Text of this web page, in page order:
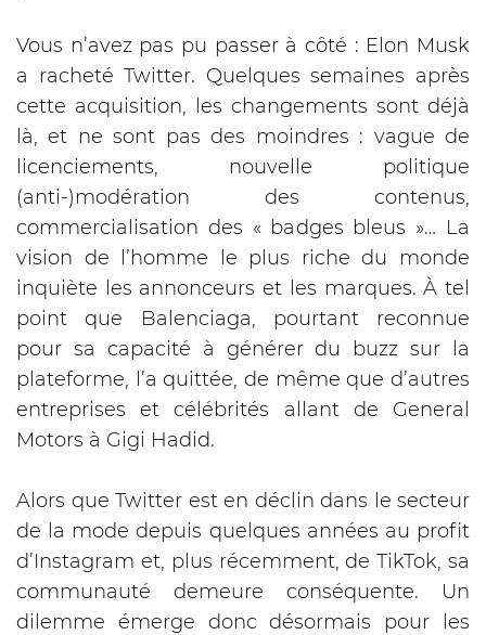
Vous n’avez pas pu passer à côté : Elon Musk
a racheté Twitter. Quelques semaines après
cette acquisition, les changements sont déjà
là, et ne sont pas des moindres : vague de
licenciements, nouvelle politique
(anti-)modération des contenus,
commercialisation des « badges bleus »… La
vision de l’homme le plus riche du monde
inquiète les annonceurs et les marques. À tel
point que Balenciaga, pourtant reconnue
pour sa capacité à générer du buzz sur la
plateforme, l’a quittée, de même que d’autres
entreprises et célébrités allant de General
Motors à Gigi Hadid.
Alors que Twitter est en déclin dans le secteur
de la mode depuis quelques années au profit
d’Instagram et, plus récemment, de TikTok, sa
communauté demeure conséquente. Un
dilemme émerge donc désormais pour les